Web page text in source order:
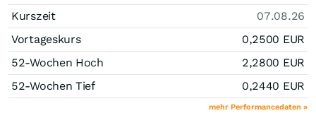
Kurszeit
07.08.26
Vortageskurs
0,2500 EUR
52-Wochen Hoch
2,2800 EUR
52-Wochen Tief
0,2440 EUR
mehr Performancedaten »